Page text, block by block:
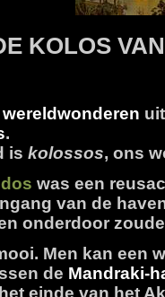
KOLOS
.
is kolossos, ons
was een
van de
onderdoor
Men kan een
de Mandraki-
einde van het